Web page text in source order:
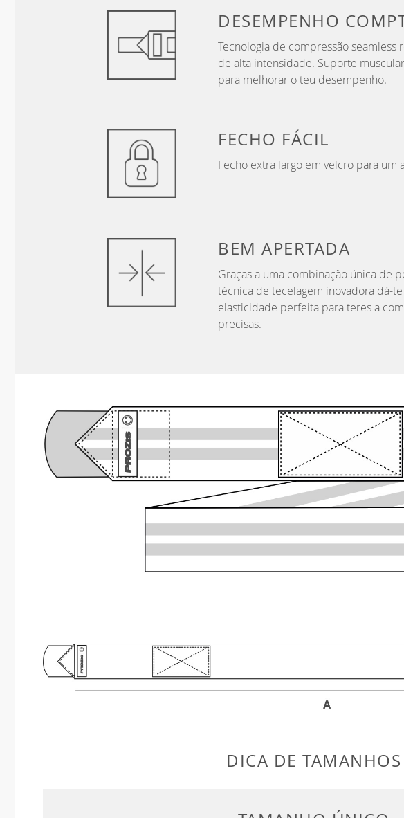
DESEMPENHO
Tecnologia de compressão seamless
de alta intensidade. Suporte
para melhorar o teu desempenho.
FECHO FÁCIL
Fecho extra largo em velcro para um
BEM APERTADA
Graças a uma combinação única de
técnica de tecelagem inovadora dá-
elasticidade perfeita para teres a
precisas.
DICA DE TAMANHOS